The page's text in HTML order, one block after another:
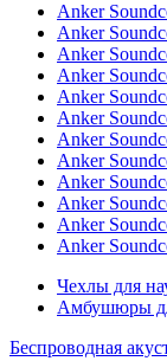
Anker
Anker
Anker
Anker
Anker
Anker
Anker
Anker
Anker
Anker
Anker
Anker
Чехлы для
Амбушюры
Беспроводная